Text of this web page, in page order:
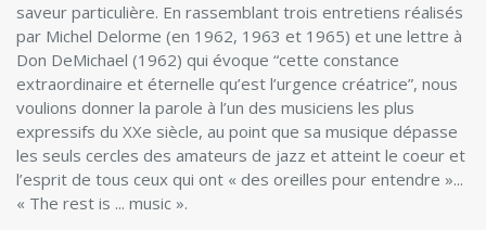
saveur particulière. En rassemblant trois entretiens réalisés
par Michel Delorme (en 1962, 1963 et 1965) et une lettre à
Don DeMichael (1962) qui évoque “cette constance
extraordinaire et éternelle qu’est l’urgence créatrice”, nous
voulions donner la parole à l’un des musiciens les plus
expressifs du XXe siècle, au point que sa musique dépasse
les seuls cercles des amateurs de jazz et atteint le coeur et
l’esprit de tous ceux qui ont « des oreilles pour entendre »...
« The rest is ... music ».